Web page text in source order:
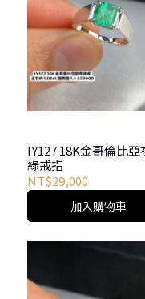
IY127 18K金哥倫比亞祖母
綠戒指
NT$29,000
加入購物車